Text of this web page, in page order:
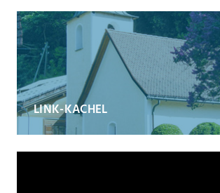
LINK-KACHEL